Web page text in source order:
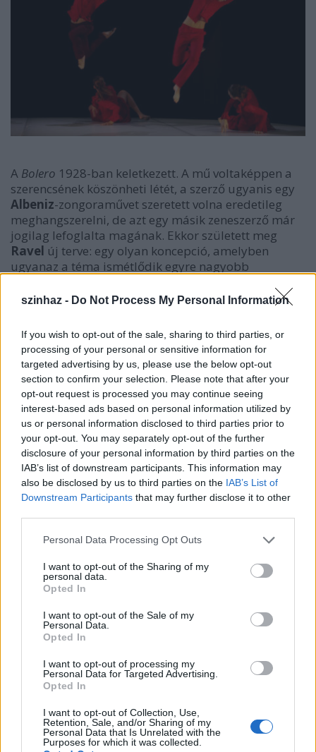
szinhaz - Do Not Process My Personal Information
If you wish to opt-out of the sale, sharing to third parties, or
processing of your personal or sensitive information for
targeted advertising by us, please use the below opt-out
section to confirm your selection. Please note that after your
opt-out request is processed you may continue seeing
interest-based ads based on personal information utilized by
us or personal information disclosed to third parties prior to
your opt-out. You may separately opt-out of the further
disclosure of your personal information by third parties on the
IAB’s list of downstream participants. This information may
also be disclosed by us to third parties on the IAB’s List of
Downstream Participants that may further disclose it to other
Please note that this website/app uses one or more Google
not limited to your visit or usage behaviour. You may click to
grant or deny consent to Google and its third-party tags to
use your data for below specified purposes in below Google
consent section.
Personal Data Processing Opt Outs
I want to opt-out of the Sharing of my
personal data.
Opted In
I want to opt-out of the Sale of my
Personal Data.
Opted In
I want to opt-out of processing my
Personal Data for Targeted Advertising.
Opted In
I want to opt-out of Collection, Use,
Retention, Sale, and/or Sharing of my
Personal Data that Is Unrelated with the
Purposes for which it was collected.
A Bolero 1928-ban keletkezett. A mű voltaképpen a
szerencsének köszönheti létét, a szerző ugyanis egy
Albeniz-zongoraművet szeretett volna eredetileg
meghangszerelni, de azt egy másik zeneszerző már
jogilag lefoglalta magának. Ekkor született meg
Ravel új terve: egy olyan koncepció, amelyben
ugyanaz a téma ismétlődik egyre nagyobb
ritmus megrögzött állandóságát pedig a pergődob
hangzott föl először, s éppen lenyűgözően eredeti
gondolatai miatt ellentétes reakciókat váltott ki: egy
nő például egyenesen kijelentette, hogy a szerző
bolond. A darabotToscaninivitte a világsikerig, bár
Ravelmindig is ellenezte az olasz dirigens
túlságosan gyors tempójú felfogását. Az alkotás
mára ugyanolyan tananyag a zeneszerző-hallgatók
számára, mintBachKunst der Fugecímű műve. A
Bolerótmár bemutatásának idejétől kezdve
balettváltozatban is rendszeresen előadták.